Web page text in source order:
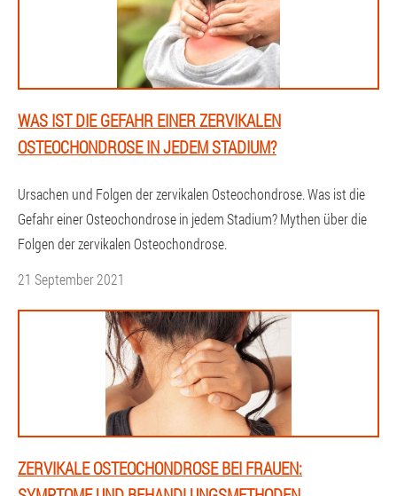
WAS IST DIE GEFAHR EINER ZERVIKALEN
OSTEOCHONDROSE IN JEDEM STADIUM?
Ursachen und Folgen der zervikalen Osteochondrose. Was ist die
Gefahr einer Osteochondrose in jedem Stadium? Mythen über die
Folgen der zervikalen Osteochondrose.
21 September 2021
ZERVIKALE OSTEOCHONDROSE BEI FRAUEN: